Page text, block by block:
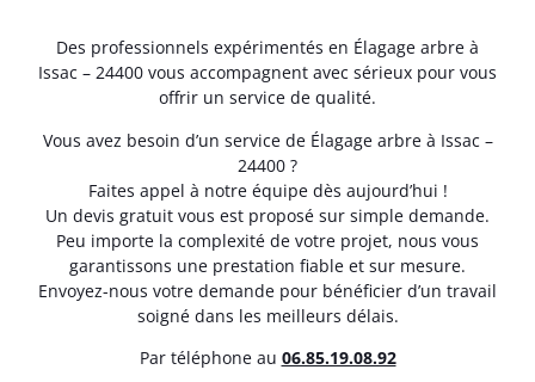
Des professionnels expérimentés en Élagage arbre à
Issac – 24400 vous accompagnent avec sérieux pour vous
offrir un service de qualité.
Vous avez besoin d’un service de Élagage arbre à Issac –
24400 ?
Faites appel à notre équipe dès aujourd’hui !
Un devis gratuit vous est proposé sur simple demande.
Peu importe la complexité de votre projet, nous vous
garantissons une prestation fiable et sur mesure.
Envoyez-nous votre demande pour bénéficier d’un travail
soigné dans les meilleurs délais.
Par téléphone au 06.85.19.08.92